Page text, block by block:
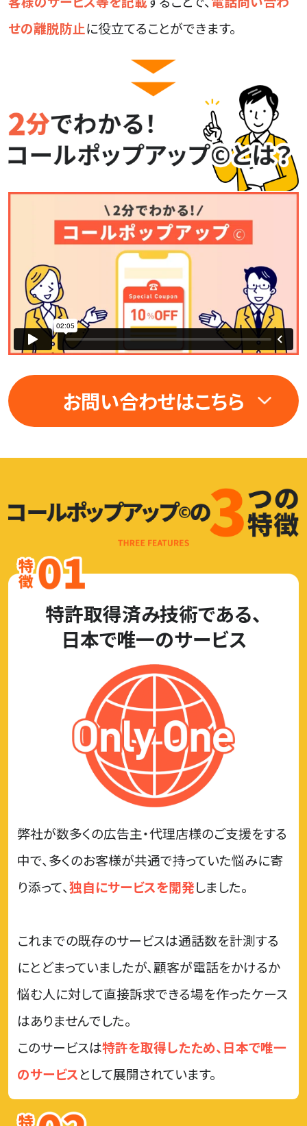
せの離脱防止に役立てることができます。
お問い合わせはこちら
特許取得済み技術である、
日本で唯一のサービス
弊社が数多くの広告主・代理店様のご支援をする
中で、多くのお客様が共通で持っていた悩みに寄
り添って、独自にサービスを開発しました。
これまでの既存のサービスは通話数を計測する
にとどまっていましたが、顧客が電話をかけるか
悩む人に対して直接訴求できる場を作ったケース
はありませんでした。
このサービスは特許を取得したため、日本で唯一
のサービスとして展開されています。